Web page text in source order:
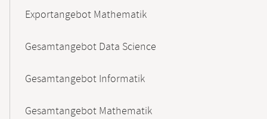
Exportangebot Mathematik
Gesamtangebot Data Science
Gesamtangebot Informatik
Gesamtangebot Mathematik